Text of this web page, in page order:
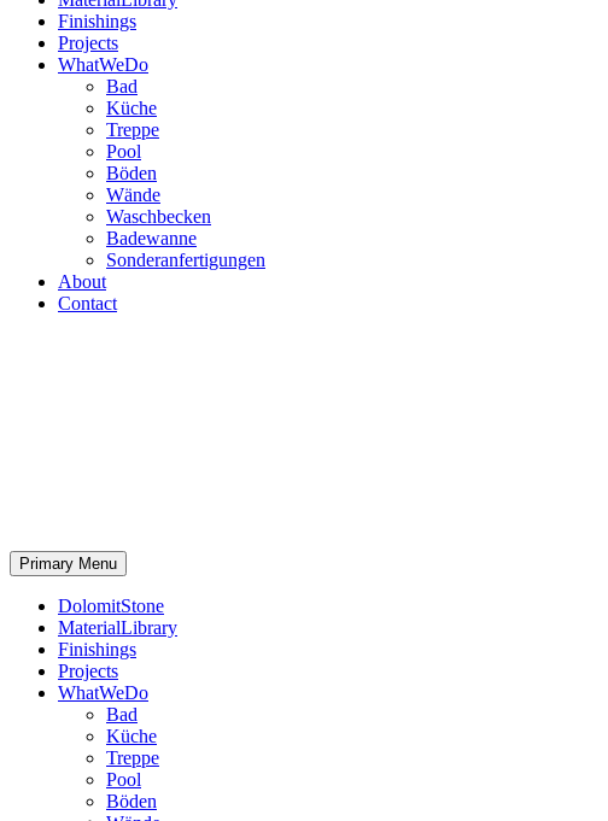
Finishings
Projects
WhatWeDo
Bad
Küche
Treppe
Pool
Böden
Wände
Waschbecken
Badewanne
Sonderanfertigungen
About
Contact
Primary Menu
DolomitStone
MaterialLibrary
Finishings
Projects
WhatWeDo
Bad
Küche
Treppe
Pool
Böden